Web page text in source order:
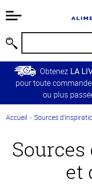
relative à
Passer
contenu
principal
Retour à
principale
Obtenez LA
pour toute
ou plus
Accueil Sources
et